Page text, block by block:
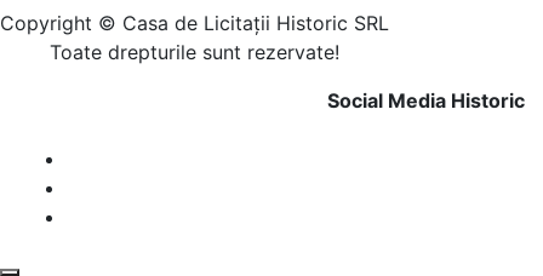
Copyright © Casa de Licitaţii Historic SRL
Toate drepturile sunt rezervate!
Social Media Historic